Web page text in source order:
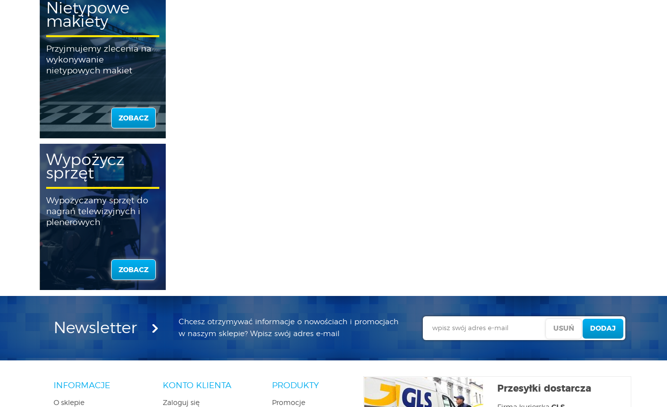
Nietypowe
makiety
Przyjmujemy zlecenia na
wykonywanie
nietypowych makiet
ZOBACZ
Wypożycz
sprzęt
Wypożyczamy sprzęt do
nagrań telewizyjnych i
plenerowych
ZOBACZ
Newsletter
Chcesz otrzymywać informacje o nowościach i promocjach
w naszym sklepie? Wpisz swój adres e-mail
INFORMACJE
O sklepie
KONTO KLIENTA
Zaloguj się
PRODUKTY
Promocje
Przesyłki dostarcza